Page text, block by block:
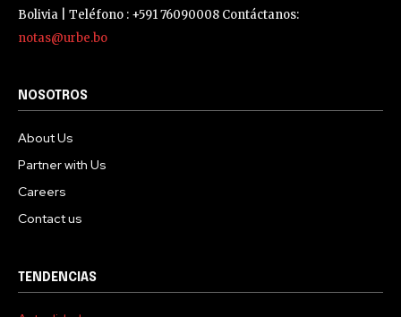
Bolivia | Teléfono : +591 76090008 Contáctanos:
notas@urbe.bo
NOSOTROS
About Us
Partner with Us
Careers
Contact us
TENDENCIAS